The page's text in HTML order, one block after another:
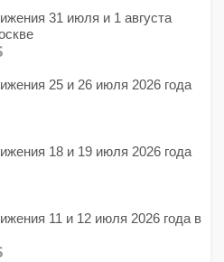
31 июля и 1 августа
25 и 26 июля 2026 года
18 и 19 июля 2026 года
11 и 12 июля 2026 года в